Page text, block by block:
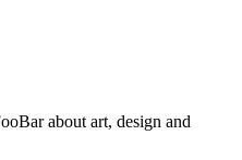
about art, design and